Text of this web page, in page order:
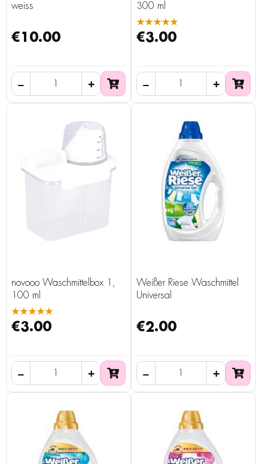
weiss
€10.00
300 ml
★★★★★
€3.00
novooo Waschmittelbox 1,
100 ml
★★★★★
€3.00
Weißer Riese Waschmittel
Universal
€2.00